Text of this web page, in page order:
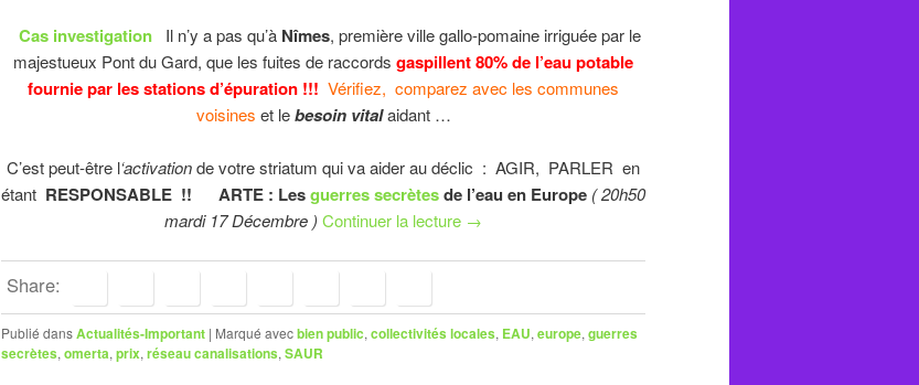
Cas investigation Il n’y a pas qu’à Nîmes, première ville gallo-pomaine irriguée par le
majestueux Pont du Gard, que les fuites de raccords gaspillent 80% de l’eau potable
fournie par les stations d’épuration !!! Vérifiez, comparez avec les communes
voisines et lebesoin vitalaidant …
C’est peut-être l‘activationde votre striatum qui va aider au déclic : AGIR, PARLER en
étant RESPONSABLE !! ARTE : Lesguerres secrètesde l’eau en Europe ( 20h50
mardi 17 Décembre ) Continuer la lecture →
Share:
Publié dansActualités-Important | Marqué avecbien public, collectivités locales, EAU, europe, guerres
secrètes, omerta, prix, réseau canalisations, SAUR